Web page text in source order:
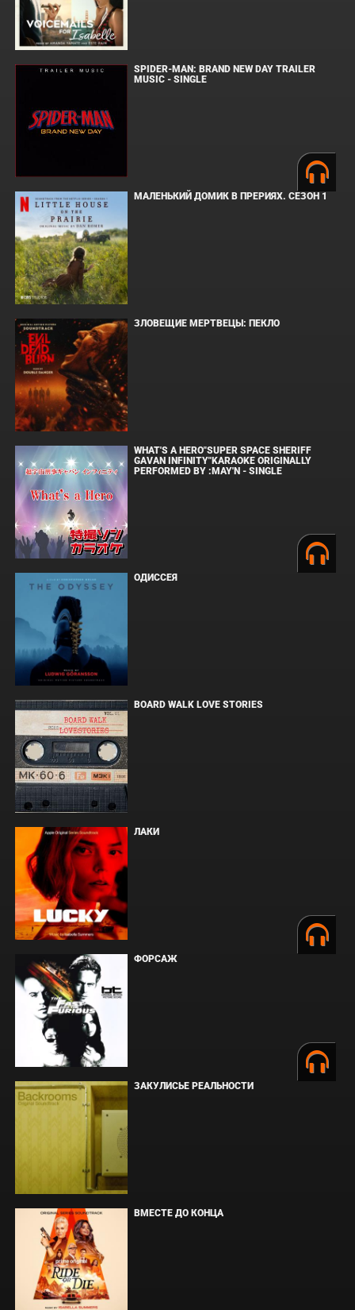
SPIDER-MAN: BRAND NEW DAY TRAILER
MUSIC - SINGLE
МАЛЕНЬКИЙ ДОМИК В ПРЕРИЯХ. СЕЗОН 1
ЗЛОВЕЩИЕ МЕРТВЕЦЫ: ПЕКЛО
WHAT'S A HERO"SUPER SPACE SHERIFF
GAVAN INFINITY"KARAOKE ORIGINALLY
PERFORMED BY :MAY'N - SINGLE
ОДИССЕЯ
BOARD WALK LOVE STORIES
ЛАКИ
ФОРСАЖ
ЗАКУЛИСЬЕ РЕАЛЬНОСТИ
ВМЕСТЕ ДО КОНЦА